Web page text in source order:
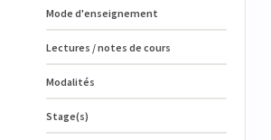
Mode d'enseignement
Lectures / notes de cours
Modalités
Stage(s)